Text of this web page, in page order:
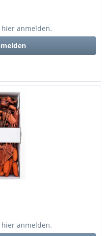
hier anmelden.
hier anmelden.